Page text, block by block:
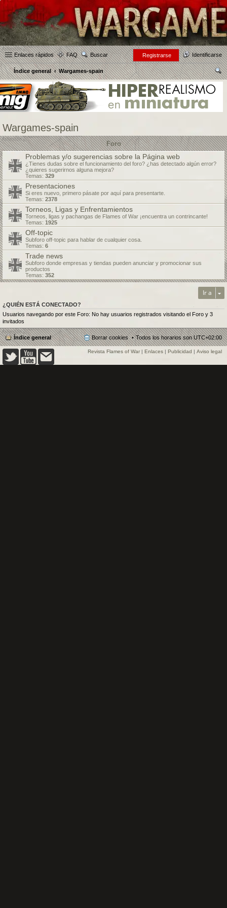
Enlaces rápidos FAQ Buscar Identificarse
Registrarse
Índice general
Wargames-spain
us
Wargames-spain
Foro
Problemas y/o sugerencias sobre la Página web
¿Tienes dudas sobre el funcionamiento del foro? ¿has detectado algún error?
¿quieres sugerirnos alguna mejora?
Temas: 329
Presentaciones
Si eres nuevo, primero pásate por aquí para presentarte.
Temas: 2378
Torneos, Ligas y Enfrentamientos
Torneos, ligas y pachangas de Flames of War ¡encuentra un contrincante!
Temas: 1925
Off-topic
Subforo off-topic para hablar de cualquier cosa.
Temas: 6
Trade news
Subforo donde empresas y tiendas pueden anunciar y promocionar sus
productos
Temas: 352
Ir a
¿QUIÉN ESTÁ CONECTADO?
Usuarios navegando por este Foro: No hay usuarios registrados visitando el Foro y 3
invitados
Índice general Todos los horarios sonUTC+02:00
Borrar cookies
Revista Flames of War | Enlaces | Publicidad | Aviso legal